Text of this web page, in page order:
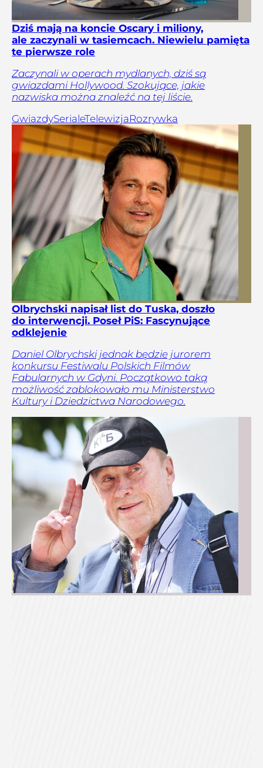
Dziś mają na koncie Oscary i miliony,
ale zaczynali w tasiemcach. Niewielu pamięta
te pierwsze role
Zaczynali w operach mydlanych, dziś są
gwiazdami Hollywood. Szokujące, jakie
nazwiska można znaleźć na tej liście.
GwiazdySerialeTelewizjaRozrywka
Olbrychski napisał list do Tuska, doszło
do interwencji. Poseł PiS: Fascynujące
odklejenie
Daniel Olbrychski jednak będzie jurorem
konkursu Festiwalu Polskich Filmów
Fabularnych w Gdyni. Początkowo taką
możliwość zablokowało mu Ministerstwo
Kultury i Dziedzictwa Narodowego.